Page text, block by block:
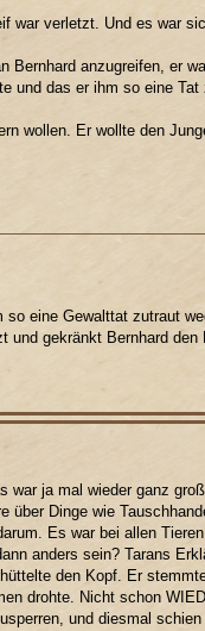
war verletzt. Und es war
anzugreifen, er
und das er ihm so eine Tat
wollen. Er wollte den
eine Gewalttat zutraut
gekränkt Bernhard den
war ja mal wieder ganz
über Dinge wie
Es war bei allen
anders sein? Tarans
den Kopf. Er
drohte. Nicht schon
und diesmal